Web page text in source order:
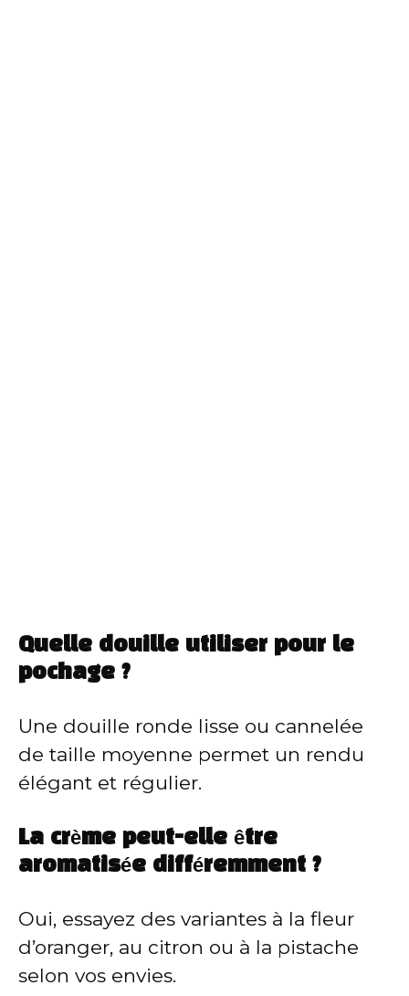
Quelle douille utiliser pour le
pochage ?
Une douille ronde lisse ou cannelée
de taille moyenne permet un rendu
élégant et régulier.
La crème peut-elle être
aromatisée différemment ?
Oui, essayez des variantes à la fleur
d’oranger, au citron ou à la pistache
selon vos envies.